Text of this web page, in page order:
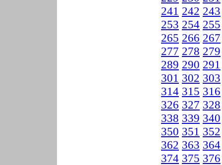
241 242 243
253 254 255
265 266 267
277 278 279
289 290 291
301 302 303
314 315 316
326 327 328
338 339 340
350 351 352
362 363 364
374 375 376